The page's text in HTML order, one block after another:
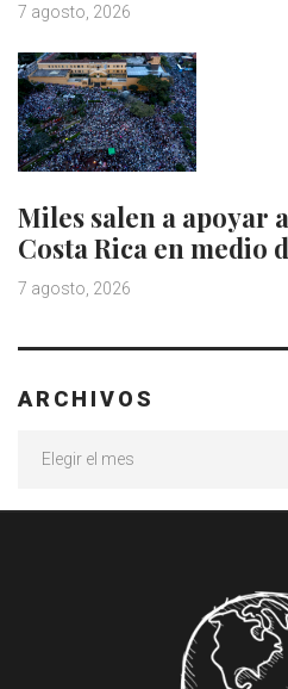
7 agosto, 2026
Miles salen a apoyar
Costa Rica en medio
7 agosto, 2026
ARCHIVOS